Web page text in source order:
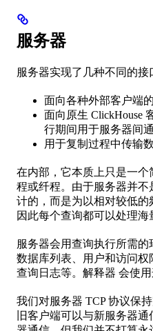
服务器
服务器实现了几种不同的接
面向各种外部客户端的
面向原生 ClickHouse
行期间用于服务器间
用于复制过程中传输
在内部，它本质上只是一
程或纤程。由于服务器并
计的，而是为以相对较低的
因此每个查询都可以处理海
服务器会用查询执行所需的
数据库列表、用户和访问权
查询日志等。解释器 会使用
我们对服务器 TCP 协议保
旧客户端可以与新服务器